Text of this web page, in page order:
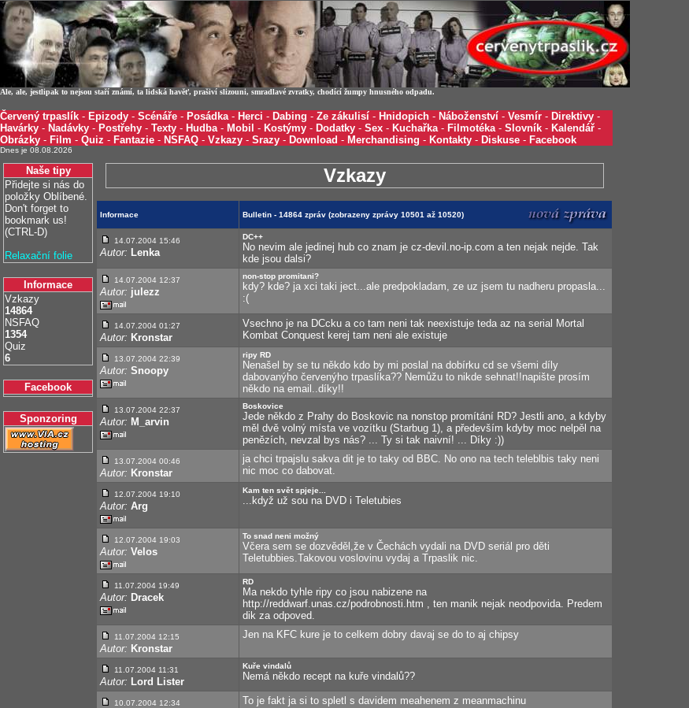
Ale, ale, jestlipak to nejsou staří známí, ta lidská havěť, prašiví slizouni, smradlavé zvratky, chodící žumpy hnusného odpadu.
Červený trpaslík - Epizody - Scénáře - Posádka- Herci - Dabing - Ze zákulisí - Hnidopich - Náboženství - Vesmír - Direktivy -
Havárky - Nadávky - Postřehy - Texty - Hudba- Mobil - Kostýmy - Dodatky - Sex - Kuchařka- Filmotéka- Slovník - Kalendář -
Obrázky - Film - Quiz - Fantazie - NSFAQ - Vzkazy - Srazy - Download - Merchandising - Kontakty - Diskuse - Facebook
Dnes je 08.08.2026
Naše tipy
Přidejte si nás do
položky Oblíbené.
Don't forget to
bookmark us!
(CTRL-D)
Relaxační folie
Informace
Vzkazy
14864
NSFAQ
1354
Quiz
6
Facebook
Sponzoring
Vzkazy
Informace Bulletin - 14864 zpráv (zobrazeny zprávy 10501 až 10520)
14.07.2004 15:46
Autor: Lenka
DC++
No nevim ale jedinej hub co znam je cz-devil.no-ip.com a ten nejak nejde. Tak
kde jsou dalsi?
14.07.2004 12:37
Autor: julezz
non-stop promitani?
kdy? kde? ja xci taki ject...ale predpokladam, ze uz jsem tu nadheru propasla...
:(
14.07.2004 01:27
Autor: Kronstar
Vsechno je na DCcku a co tam neni tak neexistuje teda az na serial Mortal
Kombat Conquest kerej tam neni ale existuje
13.07.2004 22:39
Autor: Snoopy
ripy RD
Nenašel by se tu někdo kdo by mi poslal na dobírku cd se všemi díly
dabovanýho červenýho trpaslíka?? Nemůžu to nikde sehnat!!napište prosím
někdo na email..díky!!
13.07.2004 22:37
Autor: M_arvin
Boskovice
Jede někdo z Prahy do Boskovic na nonstop promítání RD? Jestli ano, a kdyby
měl dvě volný místa ve vozítku (Starbug 1), a především kdyby moc nelpěl na
penězích, nevzal bys nás? ... Ty si tak naivní! ... Díky :))
13.07.2004 00:46
Autor: Kronstar
ja chci trpajslu sakva dit je to taky od BBC. No ono na tech teleblbis taky neni
nic moc co dabovat.
12.07.2004 19:10
Autor: Arg
Kam ten svět spjeje...
...když už sou na DVD i Teletubies
12.07.2004 19:03
Autor: Velos
To snad neni možný
Včera sem se dozvěděl,že v Čechách vydali na DVD seriál pro děti
Teletubbies.Takovou voslovinu vydaj a Trpaslik nic.
11.07.2004 19:49
Autor: Dracek
RD
Ma nekdo tyhle ripy co jsou nabizene na
http://reddwarf.unas.cz/podrobnosti.htm , ten manik nejak neodpovida. Predem
dik za odpoved.
11.07.2004 12:15
Autor: Kronstar
Jen na KFC kure je to celkem dobry davaj se do to aj chipsy
11.07.2004 11:31
Autor: Lord Lister
Kuře vindalů
Nemá někdo recept na kuře vindalů??
10.07.2004 12:34 To je fakt ja si to spletl s davidem meahenem z meanmachinu